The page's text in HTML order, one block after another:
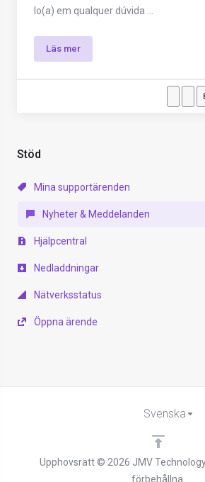
Stöd
Mina supportärenden
Nyheter & Meddelanden
Hjälpcentral
Nedladdningar
Nätverksstatus
Öppna ärende
lo(a) em qualquer dúvida ...
Läs mer
Upphovsrätt © 2026 JMV
förbehållna.
Svenska